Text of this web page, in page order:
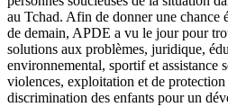
au Tchad. Afin de donner une chance
de demain, APDE a vu le jour pour
solutions aux problèmes, juridique,
environnemental, sportif et assistance
violences, exploitation et de
discrimination des enfants pour un